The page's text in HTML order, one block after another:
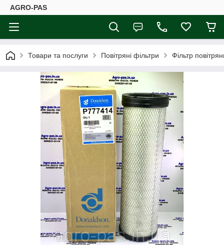
AGRO-PAS
Товари та послуги Повітряні фільтри Фільтр